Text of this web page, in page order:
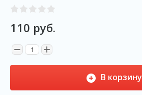
110 руб.
− +
В корзину